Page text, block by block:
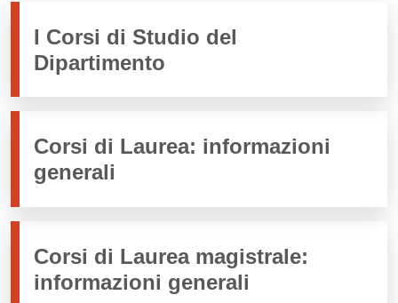
I Corsi di Studio del
Dipartimento
Corsi di Laurea: informazioni
generali
Corsi di Laurea magistrale:
informazioni generali